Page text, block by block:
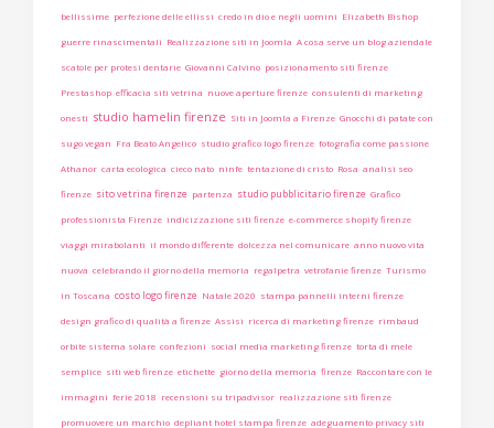
bellissime perfezione delle ellissi credo in dio e negli uomini Elizabeth Bishop
guerre rinascimentali Realizzazione siti in Joomla A cosa serve un blog aziendale
scatole per protesi dentarie Giovanni Calvino posizionamento siti firenze
Prestashop efficacia siti vetrina nuove aperture firenze consulenti di marketing
onesti studio hamelin firenze Siti in Joomla a Firenze Gnocchi di patate con
sugo vegan Fra Beato Angelico studio grafico logo firenze fotografia come passione
Athanor carta ecologica cieco nato ninfe tentazione di cristo Rosa analisi seo
firenze sito vetrina firenze partenza studio pubblicitario firenze Grafico
professionista Firenze indicizzazione siti firenze e-commerce shopify firenze
viaggi mirabolanti il mondo differente dolcezza nel comunicare anno nuovo vita
nuova celebrando il giorno della memoria regalpetra vetrofanie firenze Turismo
in Toscana costo logo firenze Natale 2020 stampa pannelli interni firenze
design grafico di qualità a firenze Assisi ricerca di marketing firenze rimbaud
orbite sistema solare confezioni social media marketing firenze torta di mele
semplice siti web firenze etichette giorno della memoria firenze Raccontare con le
immagini ferie 2018 recensioni su tripadvisor realizzazione siti firenze
promuovere un marchio depliant hotel stampa firenze adeguamento privacy siti